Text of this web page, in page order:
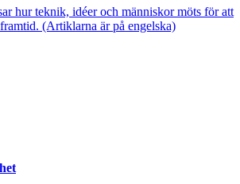
hur teknik, idéer och människor möts för att
(Artiklarna är på engelska)